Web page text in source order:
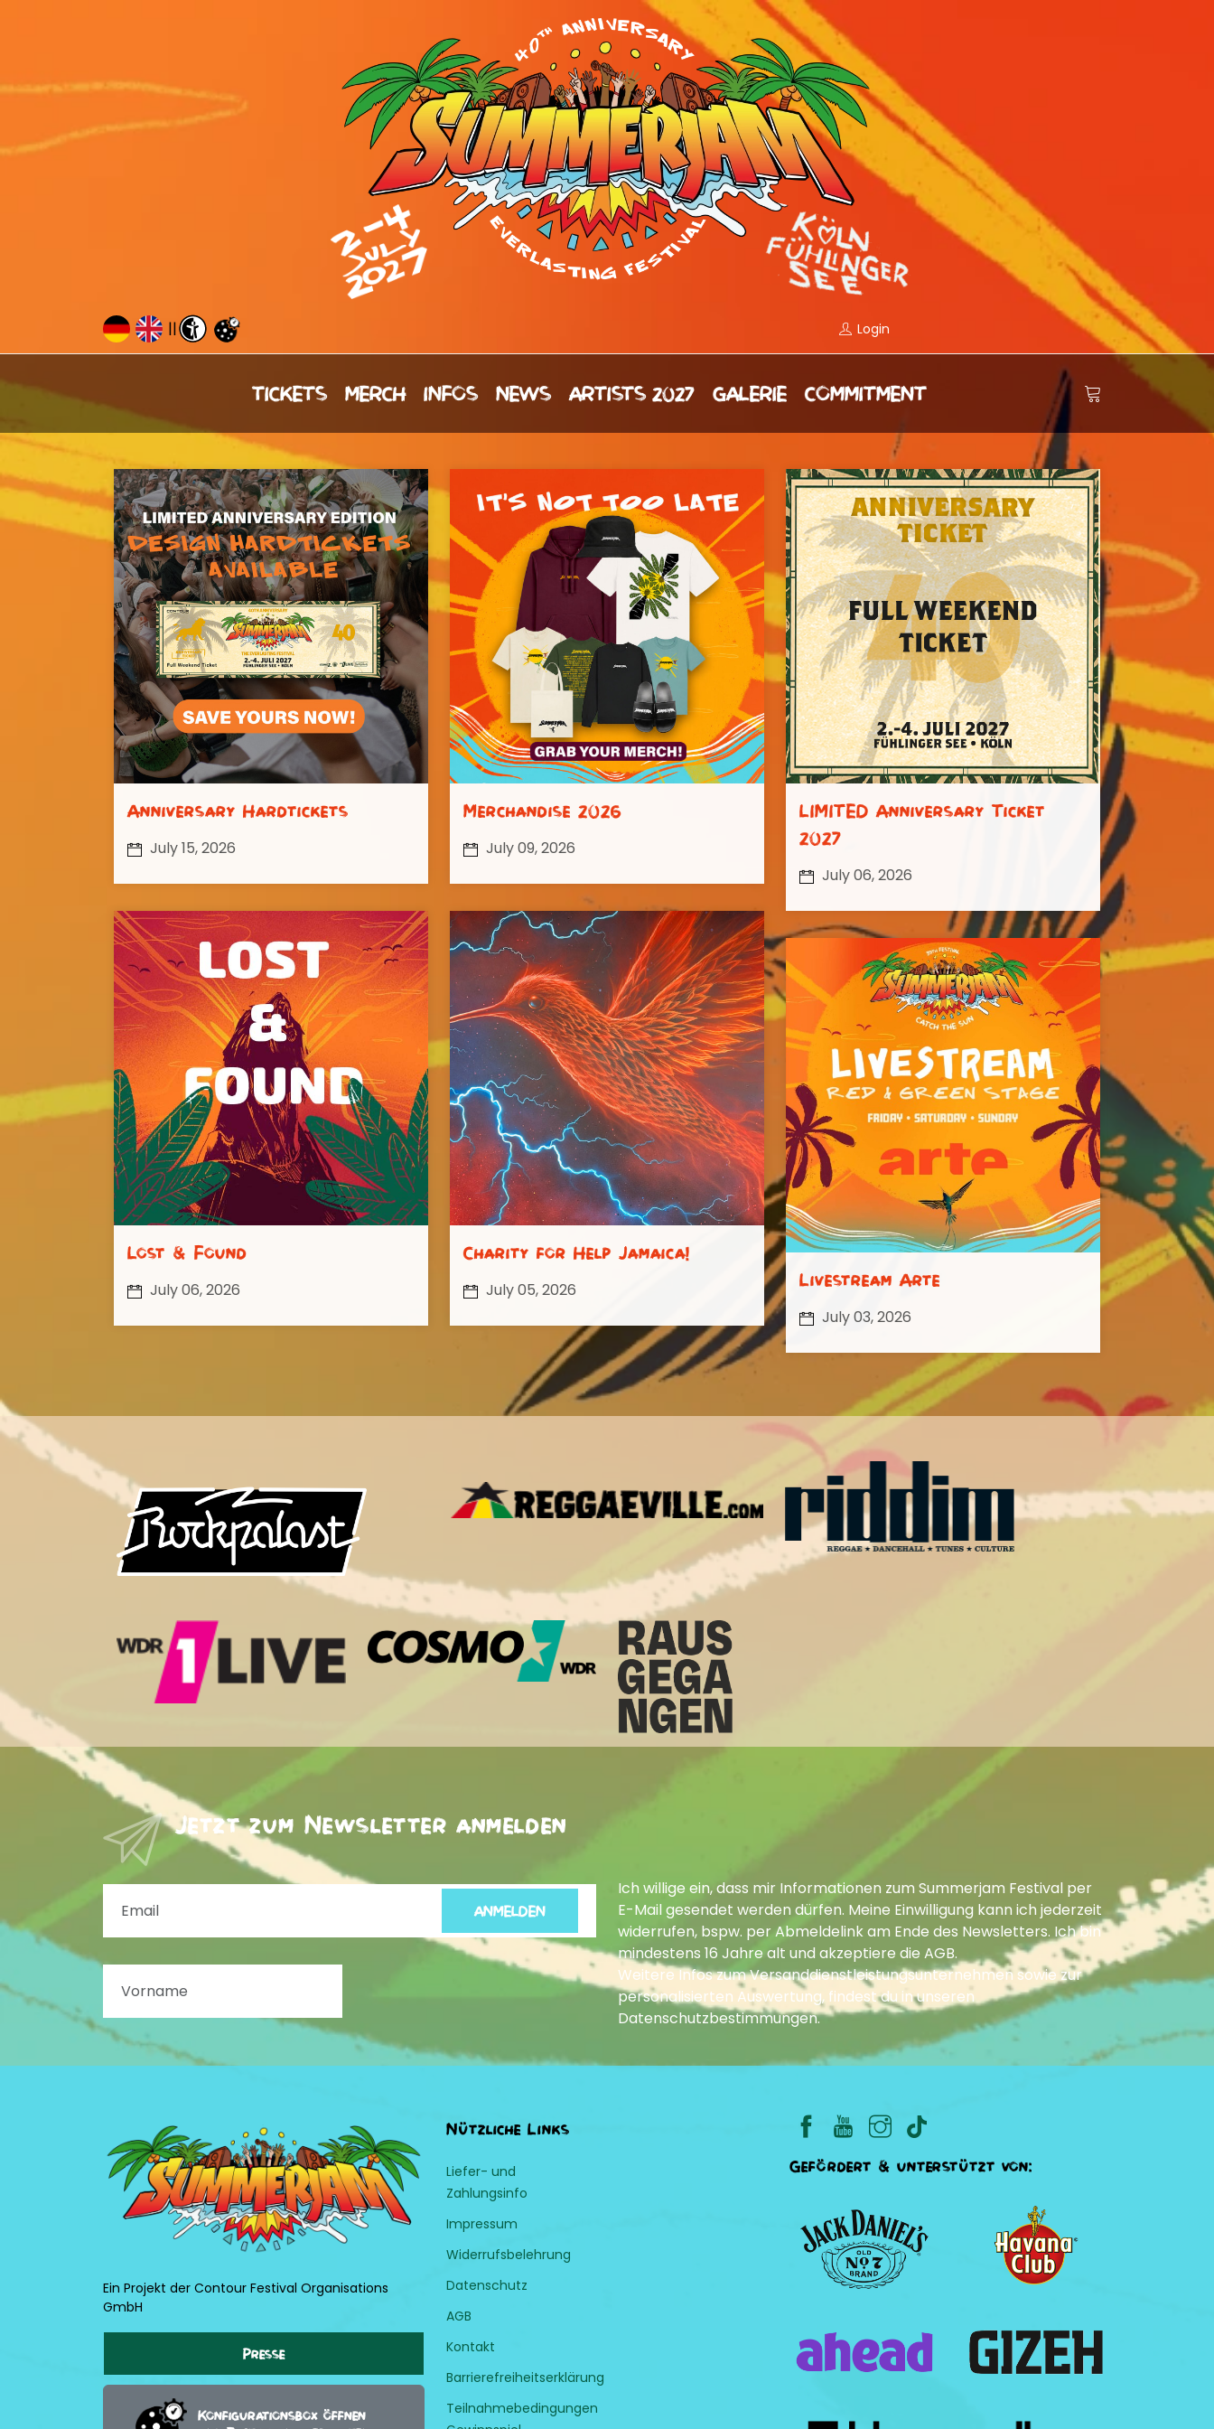
|| Login
TICKETS MERCH INFOS NEWS ARTISTS 2027 GALERIE COMMITMENT
Anniversary Hardtickets
July 15, 2026
Merchandise 2026
July 09, 2026
LIMITED Anniversary Ticket
2027
July 06, 2026
Lost & Found
July 06, 2026
Charity for Help Jamaica!
July 05, 2026 Livestream Arte
July 03, 2026
Jetzt zum Newsletter anmelden
ANMELDEN
Ich willige ein, dass mir Informationen zum Summerjam Festival per
E-Mail gesendet werden dürfen. Meine Einwilligung kann ich jederzeit
widerrufen, bspw. per Abmeldelink am Ende des Newsletters. Ich bin
mindestens 16 Jahre alt und akzeptiere die AGB.
Weitere Infos zum Versanddienstleistungsunternehmen sowie zur
personalisierten Auswertung, findest du in unseren
Datenschutzbestimmungen.
Ein Projekt der Contour Festival Organisations
GmbH
Presse
Konfigurationsbox öffnen
Nützliche Links
Liefer- und
Zahlungsinfo
Impressum
Widerrufsbelehrung
Datenschutz
AGB
Kontakt
Barrierefreiheitserklärung
Teilnahmebedingungen
Gefördert & unterstützt von: